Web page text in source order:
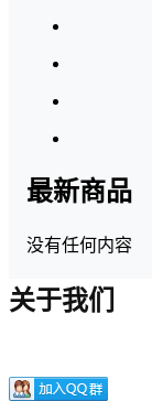
最新商品
没有任何内容
关于我们